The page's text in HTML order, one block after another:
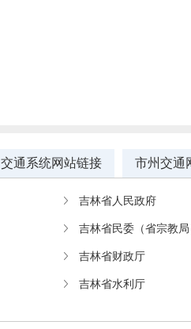
交通系统网站链接 市州交通
吉林省人民政府
吉林省民委（省宗教局
吉林省财政厅
吉林省水利厅